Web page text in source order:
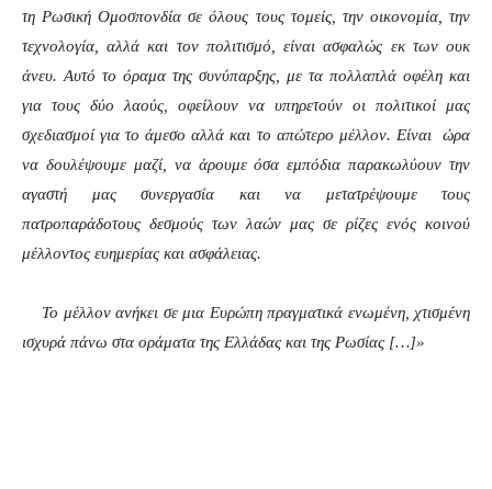
τη Ρωσική Ομοσπονδία σε όλους τους τομείς, την οικονομία, την
τεχνολογία, αλλά και τον πολιτισμό, είναι ασφαλώς εκ των ουκ
άνευ. Αυτό το όραμα της συνύπαρξης, με τα πολλαπλά οφέλη και
για τους δύο λαούς, οφείλουν να υπηρετούν οι πολιτικοί μας
σχεδιασμοί για το άμεσο αλλά και το απώτερο μέλλον. Είναι ώρα
να δουλέψουμε μαζί, να άρουμε όσα εμπόδια παρακωλύουν την
αγαστή μας συνεργασία και να μετατρέψουμε τους
πατροπαράδοτους δεσμούς των λαών μας σε ρίζες ενός κοινού
μέλλοντος ευημερίας και ασφάλειας.
Το μέλλον ανήκει σε μια Ευρώπη πραγματικά ενωμένη, χτισμένη
ισχυρά πάνω στα οράματα της Ελλάδας και της Ρωσίας […]»